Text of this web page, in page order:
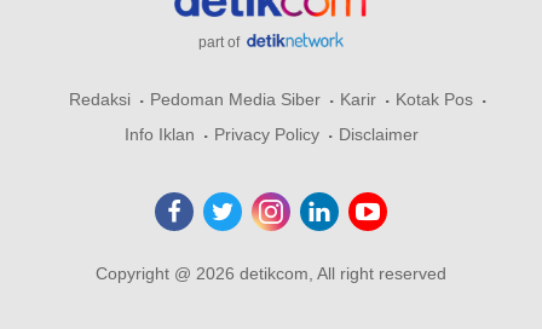
part of
Redaksi Pedoman Media Siber Karir
Kotak Pos
Info Iklan
Privacy Policy Disclaimer
Copyright @ 2026 detikcom, All right reserved